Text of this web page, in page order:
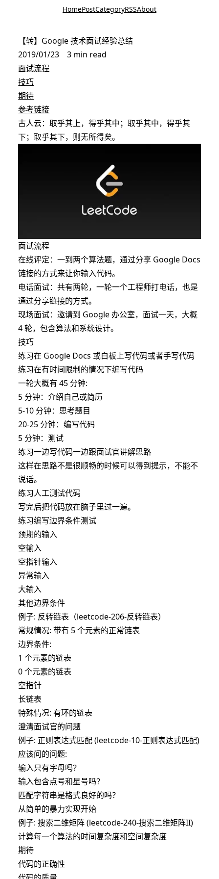
HomePostCategoryRSSAbout
【转】Google 技术面试经验总结
2019/01/23
3 min read
面试流程
技巧
期待
参考链接
古人云：取乎其上，得乎其中；取乎其中，得乎其
下；取乎其下，则无所得矣。
面试流程
在线评定：一到两个算法题，通过分享 Google Docs
链接的方式来让你输入代码。
电话面试：共有两轮，一轮一个工程师打电话，也是
通过分享链接的方式。
现场面试：邀请到 Google 办公室，面试一天，大概
4 轮，包含算法和系统设计。
技巧
练习在 Google Docs 或白板上写代码或者手写代码
练习在有时间限制的情况下编写代码
一轮大概有 45 分钟:
5 分钟：介绍自己或简历
5-10 分钟：思考题目
20-25 分钟：编写代码
5 分钟：测试
练习一边写代码一边跟面试官讲解思路
这样在思路不是很顺畅的时候可以得到提示，不能不
说话。
练习人工测试代码
写完后把代码放在脑子里过一遍。
练习编写边界条件测试
预期的输入
空输入
空指针输入
异常输入
大输入
其他边界条件
例子: 反转链表（leetcode-206-反转链表）
常规情况: 带有 5 个元素的正常链表
边界条件:
1 个元素的链表
0 个元素的链表
空指针
长链表
特殊情况: 有环的链表
澄清面试官的问题
例子: 正则表达式匹配 (leetcode-10-正则表达式匹配)
应该问的问题:
输入只有字母吗？
输入包含点号和星号吗？
匹配字符串是格式良好的吗？
从简单的暴力实现开始
例子: 搜索二维矩阵 (leetcode-240-搜索二维矩阵II)
计算每一个算法的时间复杂度和空间复杂度
期待
代码的正确性